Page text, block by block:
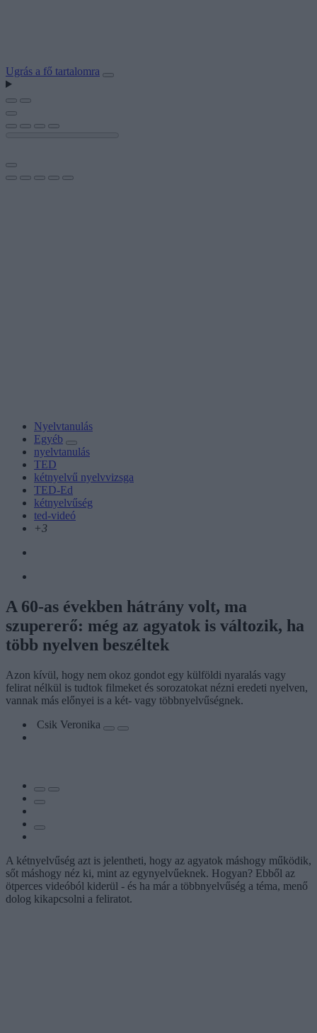
Ugrás a fő tartalomra
Nyelvtanulás
Egyéb
nyelvtanulás
TED
kétnyelvű nyelvvizsga
TED-Ed
kétnyelvűség
ted-videó
+3
A 60-as években hátrány volt, ma
szupererő: még az agyatok is változik, ha
több nyelven beszéltek
Azon kívül, hogy nem okoz gondot egy külföldi nyaralás vagy
felirat nélkül is tudtok filmeket és sorozatokat nézni eredeti nyelven,
vannak más előnyei is a két- vagy többnyelvűségnek.
Csik Veronika
A kétnyelvűség azt is jelentheti, hogy az agyatok máshogy működik,
sőt máshogy néz ki, mint az egynyelvűeknek. Hogyan? Ebből az
ötperces videóból kiderül - és ha már a többnyelvűség a téma, menő
dolog kikapcsolni a feliratot.